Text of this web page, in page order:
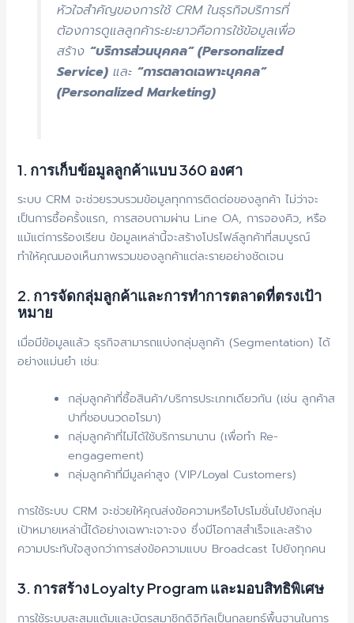
หัวใจสำคัญของการใช้ CRM ในธุรกิจบริการที่
ต้องการดูแลลูกค้าระยะยาวคือการใช้ข้อมูลเพื่อ
สร้าง “บริการส่วนบุคคล” (Personalized
Service)และ “การตลาดเฉพาะบุคคล”
(Personalized Marketing)
1. การเก็บข้อมูลลูกค้าแบบ 360 องศา
ระบบ CRM จะช่วยรวบรวมข้อมูลทุกการติดต่อของลูกค้า ไม่ว่าจะ
เป็นการซื้อครั้งแรก, การสอบถามผ่าน Line OA, การจองคิว, หรือ
แม้แต่การร้องเรียน ข้อมูลเหล่านี้จะสร้างโปรไฟล์ลูกค้าที่สมบูรณ์
ทำให้คุณมองเห็นภาพรวมของลูกค้าแต่ละรายอย่างชัดเจน
2. การจัดกลุ่มลูกค้าและการทำการตลาดที่ตรงเป้า
หมาย
เมื่อมีข้อมูลแล้ว ธุรกิจสามารถแบ่งกลุ่มลูกค้า (Segmentation) ได้
อย่างแม่นยำ เช่น:
กลุ่มลูกค้าที่ซื้อสินค้า/บริการประเภทเดียวกัน (เช่น ลูกค้าส
ปาที่ชอบนวดอโรมา)
กลุ่มลูกค้าที่ไม่ได้ใช้บริการมานาน (เพื่อทำ Re-
engagement)
กลุ่มลูกค้าที่มีมูลค่าสูง (VIP/Loyal Customers)
การใช้ระบบ CRM จะช่วยให้คุณส่งข้อความหรือโปรโมชั่นไปยังกลุ่ม
เป้าหมายเหล่านี้ได้อย่างเฉพาะเจาะจง ซึ่งมีโอกาสสำเร็จและสร้าง
ความประทับใจสูงกว่าการส่งข้อความแบบ Broadcast ไปยังทุกคน
3. การสร้าง Loyalty Program และมอบสิทธิพิเศษ
การใช้ระบบสะสมแต้มและบัตรสมาชิกดิจิทัลเป็นกลยุทธ์พื้นฐานในการ